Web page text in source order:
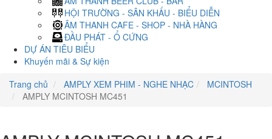
HỘI TRƯỜNG - SÂN KHẤU - BIỂU DIỄN
ÂM THANH CAFE - SHOP - NHÀ HÀNG
ĐẦU PHÁT - Ổ CỨNG
DỰ ÁN TIÊU BIỂU
Khuyến mãi & Sự kiện
Trang chủ
AMPLY XEM PHIM - NGHE NHẠC
MCINTOSH
AMPLY MCINTOSH MC451